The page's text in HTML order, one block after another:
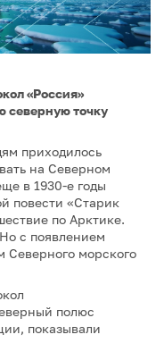
«Россия»
северную точку
приходилось
на Северном
в 1930-е годы
повести «Старик
по Арктике.
с появлением
Северного морского
полюс
показывали